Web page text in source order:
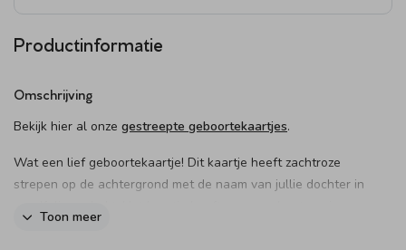
Productinformatie
Omschrijving
Bekijk hier al onze gestreepte geboortekaartjes.
Wat een lief geboortekaartje! Dit kaartje heeft zachtroze
strepen op de achtergrond met de naam van jullie dochter in
Toon meer